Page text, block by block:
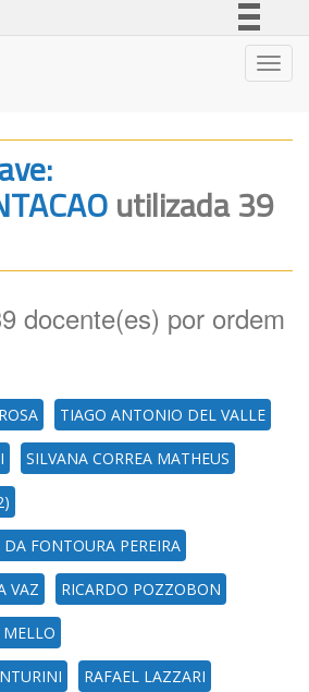
Canais
utilizada 39
docente(es) por ordem
TIAGO ANTONIO DEL VALLE
SILVANA CORREA MATHEUS
FONTOURA PEREIRA
VAZ RICARDO POZZOBON
MELLO
RAFAEL LAZZARI